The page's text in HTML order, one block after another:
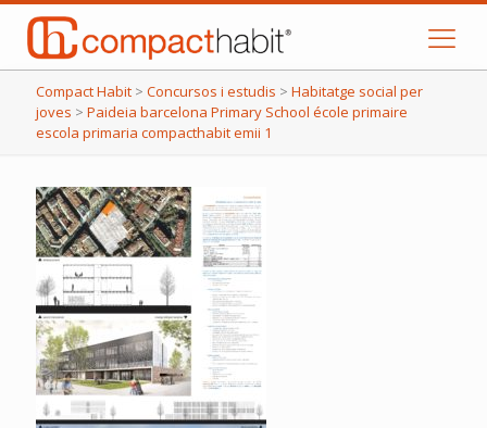
Compact Habit > Concursos i estudis > Habitatge social per
joves > Paideia barcelona Primary School école primaire
escola primaria compacthabit emii 1